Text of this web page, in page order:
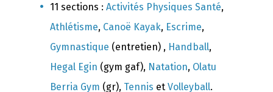
11 sections : Activités Physiques Santé,
Athlétisme, Canoë Kayak, Escrime,
Gymnastique (entretien) , Handball,
Hegal Egin (gym gaf), Natation, Olatu
Berria Gym (gr), Tennis et Volleyball.